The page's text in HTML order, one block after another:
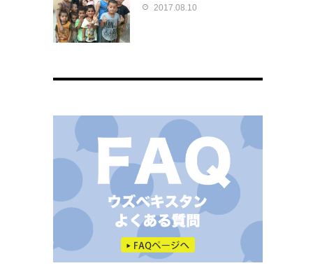
2017.08.10